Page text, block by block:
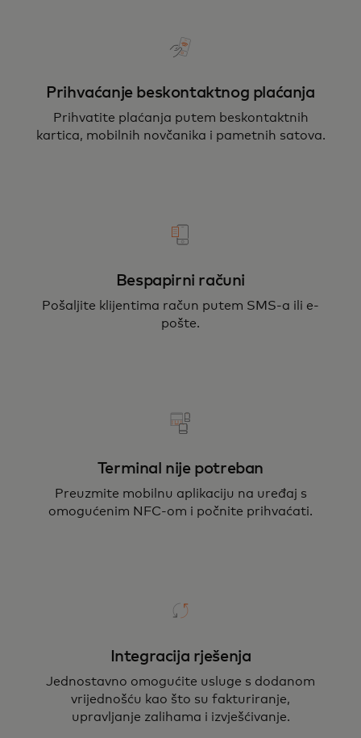
Prihvaćanje beskontaktnog plaćanja
Prihvatite plaćanja putem beskontaktnih
kartica, mobilnih novčanika i pametnih satova.
Bespapirni računi
Pošaljite klijentima račun putem SMS-a ili e-
pošte.
Terminal nije potreban
Preuzmite mobilnu aplikaciju na uređaj s
omogućenim NFC-om i počnite prihvaćati.
Integracija rješenja
Jednostavno omogućite usluge s dodanom
vrijednošću kao što su fakturiranje,
upravljanje zalihama i izvješćivanje.